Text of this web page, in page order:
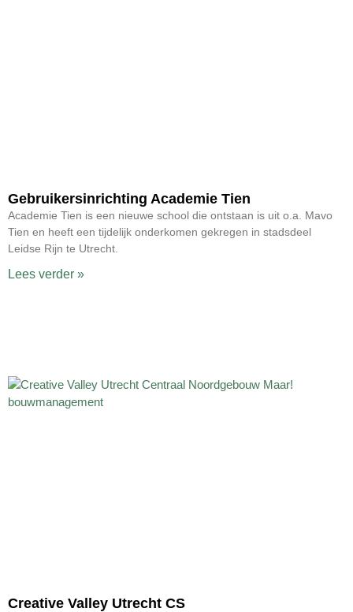
Gebruikersinrichting Academie Tien
Academie Tien is een nieuwe school die ontstaan is uit o.a. Mavo
Tien en heeft een tijdelijk onderkomen gekregen in stadsdeel
Leidse Rijn te Utrecht.
Lees verder »
Creative Valley Utrecht CS